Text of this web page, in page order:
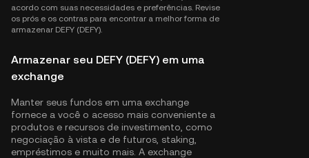
acordo com suas necessidades e preferências. Revise
os prós e os contras para encontrar a melhor forma de
armazenar DEFY (DEFY).
Armazenar seu DEFY (DEFY) em uma
exchange
Manter seus fundos em uma exchange
fornece a você o acesso mais conveniente a
produtos e recursos de investimento, como
negociação à vista e de futuros, staking,
empréstimos e muito mais. A exchange